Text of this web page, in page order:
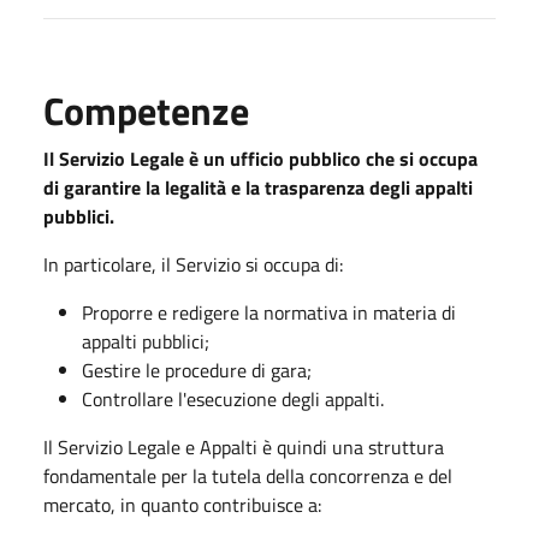
Competenze
Il Servizio Legale è un ufficio pubblico che si occupa
di garantire la legalità e la trasparenza degli appalti
pubblici.
In particolare, il Servizio si occupa di:
Proporre e redigere la normativa in materia di
appalti pubblici;
Gestire le procedure di gara;
Controllare l'esecuzione degli appalti.
Il Servizio Legale e Appalti è quindi una struttura
fondamentale per la tutela della concorrenza e del
mercato, in quanto contribuisce a: